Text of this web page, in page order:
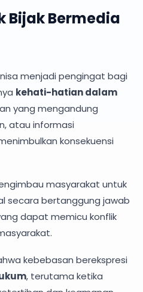
Bijak Bermedia
menjadi pengingat bagi
kehati-hatian dalam
yang mengandung
atau informasi
konsekuensi
masyarakat untuk
secara bertanggung jawab
dapat memicu konflik
kebebasan berekspresi
, terutama ketika